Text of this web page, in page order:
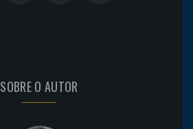
SOBRE O AUTOR